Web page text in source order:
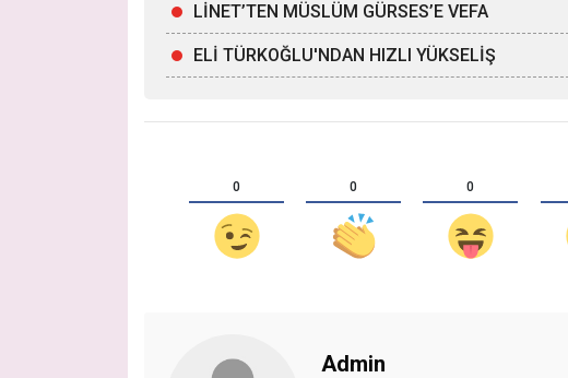
LİNET’TEN MÜSLÜM GÜRSES’E VEFA
ELİ TÜRKOĞLU'NDAN HIZLI YÜKSELİŞ
0 0 0
Admin